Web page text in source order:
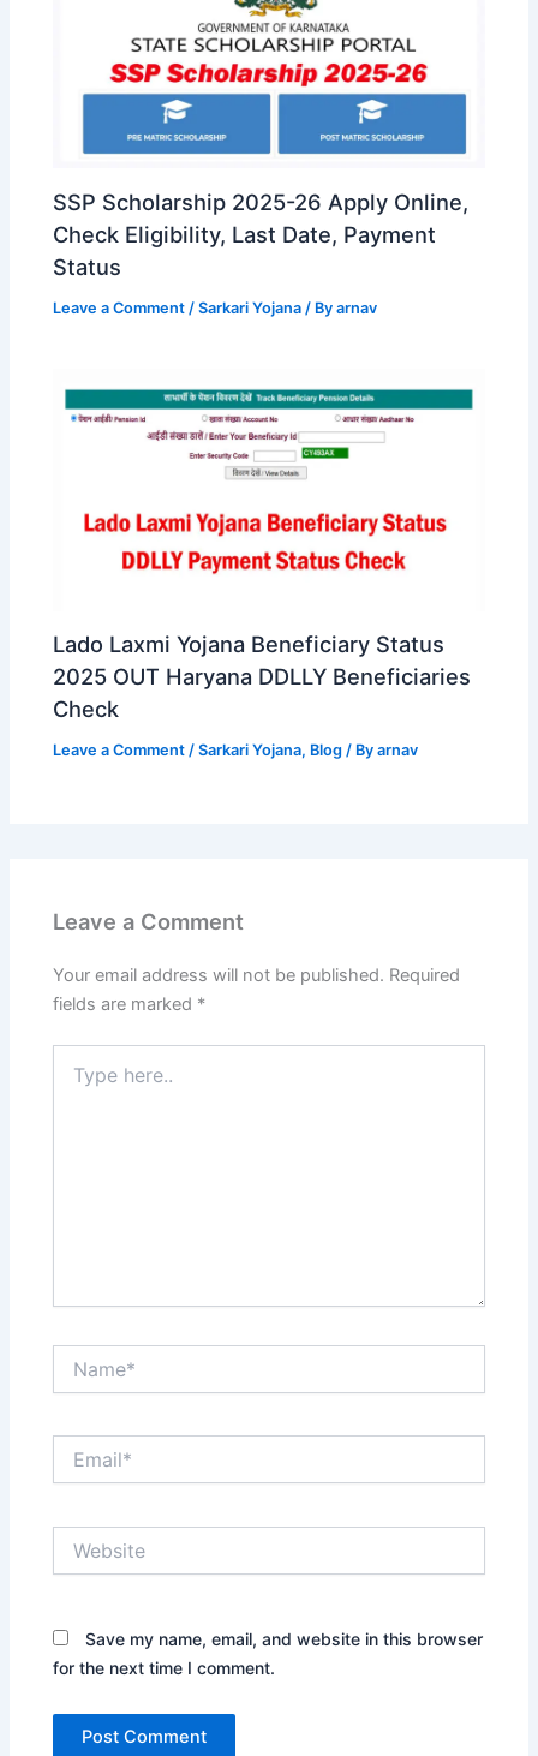
SSP Scholarship 2025-26 Apply Online,
Check Eligibility, Last Date, Payment
Status
Leave a Comment /Sarkari Yojana / Byarnav
Lado Laxmi Yojana Beneficiary Status
2025 OUT Haryana DDLLY Beneficiaries
Check
Leave a Comment /Sarkari Yojana, Blog / Byarnav
Leave a Comment
Your email address will not be published. Required
fields are marked *
here..
Save my name, email, and website in this browser
for the next time I comment.